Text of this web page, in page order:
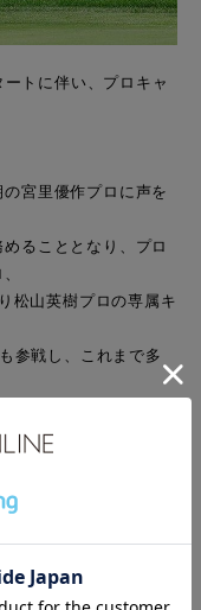
トに伴い、プロキャ
宮里優作プロに声を
ることとなり、プロ
松山英樹プロの専属キ
参戦し、これまで多
、プロゴルファーから
れる明るい人柄、ま
レンジに挑む進藤氏に